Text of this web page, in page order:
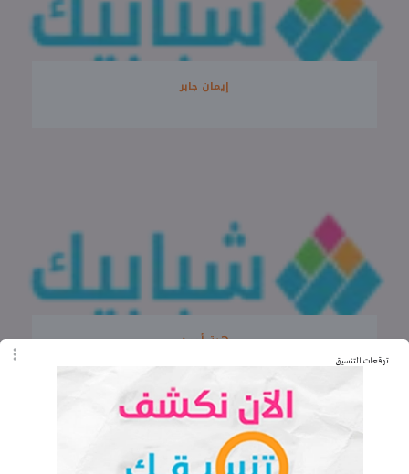
توقعات التنسيق
إيمان جابر
هبة أحمد